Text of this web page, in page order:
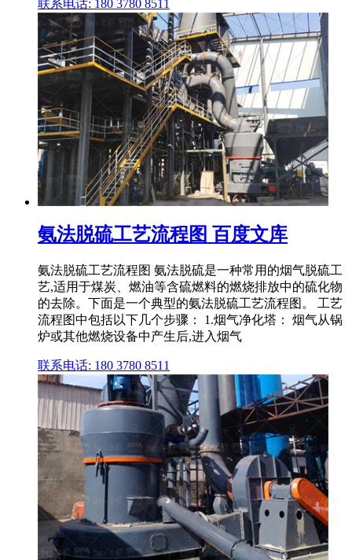
联系电话: 180 3780 8511
氨法脱硫工艺流程图 百度文库
氨法脱硫工艺流程图 氨法脱硫是一种常用的烟气脱硫工
艺,适用于煤炭、燃油等含硫燃料的燃烧排放中的硫化物
的去除。下面是一个典型的氨法脱硫工艺流程图。 工艺
流程图中包括以下几个步骤： 1.烟气净化塔： 烟气从锅
炉或其他燃烧设备中产生后,进入烟气
联系电话: 180 3780 8511